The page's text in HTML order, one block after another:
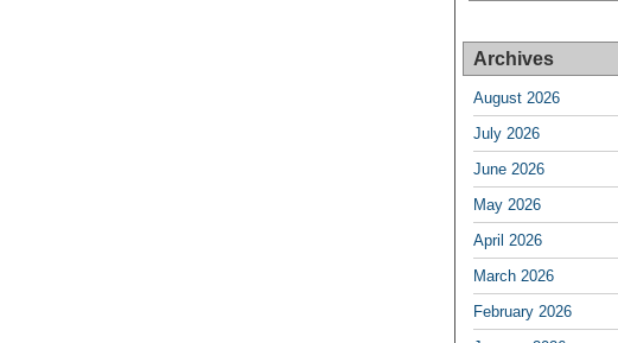
Archives
August 2026
July 2026
June 2026
May 2026
April 2026
March 2026
February 2026